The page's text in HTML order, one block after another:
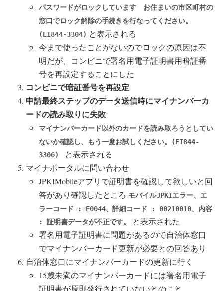
パスワードがロックしています お住まいの市区町村の
窓口でロック解除の手続きを行なってください。
(EI844-3304) と表示される
今まで使ったことがないのでロックの原因は不
明だが、コンビニで署名用電子証明書用暗証番
号を再設定することにした
コンビニで暗証番号を再設定
申請最終ステップのデータ送信時にマイナンバーカ
ードの読み取りに失敗
マイナンバーカード以外のカードを読み取ろうとしてい
ないか確認し、もう一度お試しください。(EI844-
3306)
と表示される
マイナポータルに問い合わせ
JPKIMobileアプリで証明書を確認して欲しいと回
答があり確認したところ モバイルJPKIエラー、エ
ラーコード : E0044、詳細コード : 00210010、内容
: 証明書データが不正です。
と表示された
署名用電子証明書に問題があるので自治体窓口
でマイナンバーカード更新が必要との回答あり
自治体窓口にマイナンバーカードの更新に行く
15歳未満のマイナンバーカードには署名用電子
証明書が原則発行されていないとのこと